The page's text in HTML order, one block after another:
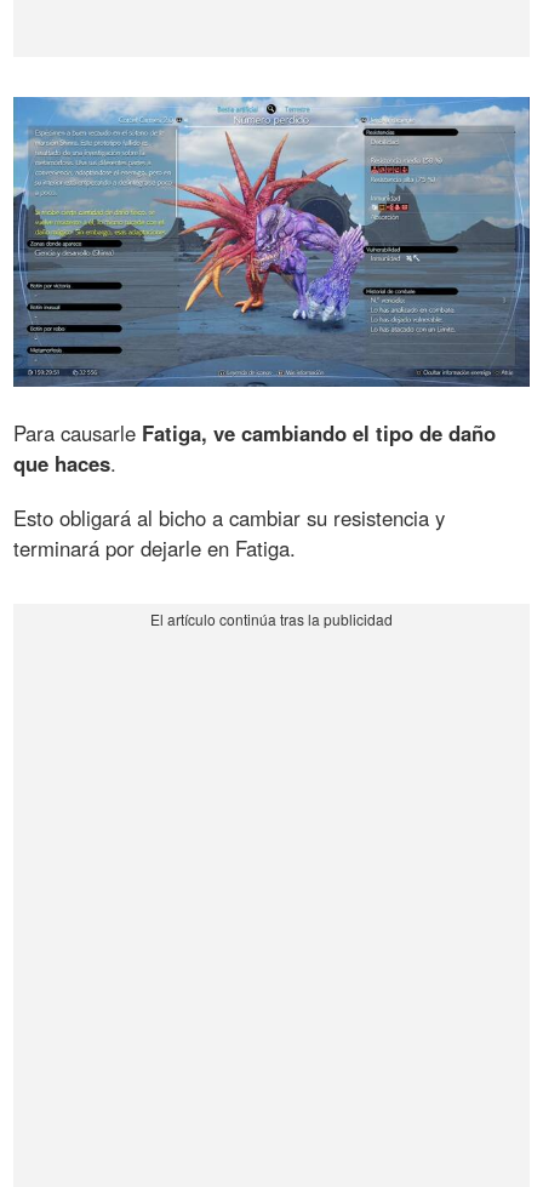
Para causarle Fatiga, ve cambiando el tipo de daño
que haces.
Esto obligará al bicho a cambiar su resistencia y
terminará por dejarle en Fatiga.